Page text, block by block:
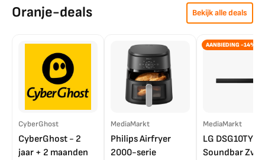
Oranje-deals Bekijk alle deals
CyberGhost
CyberGhost - 2
jaar + 2 maanden
MediaMarkt
Philips Airfryer
2000-serie
AANBIEDING -14%
MediaMarkt
LG DSG10TY
Soundbar